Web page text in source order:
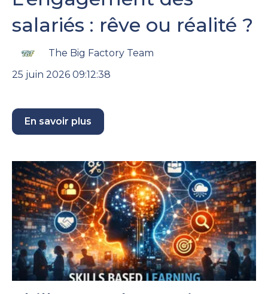
salariés : rêve ou réalité ?
The Big Factory Team
25 juin 2026 09:12:38
En savoir plus